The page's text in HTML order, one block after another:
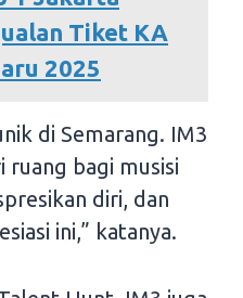
Tiket KA
2025
di Semarang. IM3
ruang bagi musisi
diri, dan
ini,” katanya.